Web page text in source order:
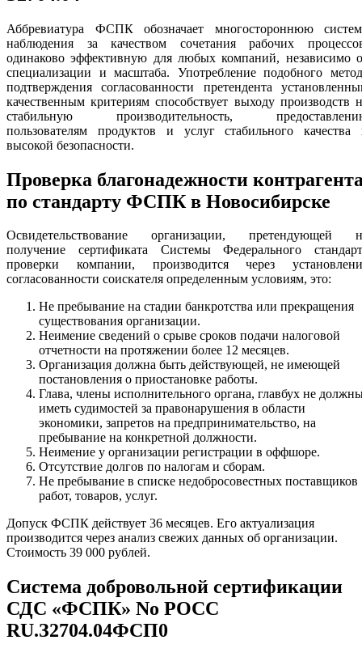
Аббревиатура ФСПК обозначает многостороннюю
наблюдения за качеством сочетания рабочих
одинаково эффективную для любых компаний, независимо
специализации и масштаба. Употребление подобного
подтверждения согласованности претендента
качественным критериям способствует выходу производств
стабильную производительность,
пользователям продуктов и услуг стабильного качества
высокой безопасности.
Проверка благонадежности
по стандарту ФСПК в Новосибирске
Освидетельствование организации, претендующей
получение сертификата Системы Федерального
проверки компании, производится через
согласованности соискателя определенным условиям, это:
Не пребывание на стадии банкротства или прекращения
существования организации.
Неимение сведений о срыве сроков подачи налоговой
отчетности на протяжении более 12 месяцев.
Организация должна быть действующей, не имеющей
постановления о приостановке работы.
Глава, члены исполнительного органа, главбух не
иметь судимостей за правонарушения в области
экономики, запретов на предпринимательство, на
пребывание на конкретной должности.
Неимение у организации регистрации в оффшоре.
Отсутствие долгов по налогам и сборам.
Не пребывание в списке недобросовестных поставщиков
работ, товаров, услуг.
Допуск ФСПК действует 36 месяцев. Его актуализация
производится через анализ свежих данных об организации.
Стоимость 39 000 рублей.
Система добровольной сертификации
СДС «ФСПК» No РОСС
RU.З2704.04ФСП0